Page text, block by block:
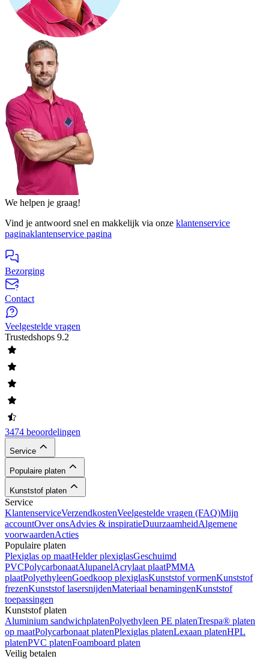
We helpen je graag!
Vind je antwoord snel en makkelijk via onze klantenservice
paginaklantenservice pagina
Bezorging
Contact
Veelgestelde vragen
Trustedshops 9.2
3474 beoordelingen
Service
Populaire platen
Kunststof platen
Service
KlantenserviceVerzendkostenVeelgestelde vragen (FAQ)Mijn
accountOver onsAdvies & inspiratieDuurzaamheidAlgemene
voorwaardenActies
Populaire platen
Plexiglas op maatHelder plexiglasGeschuimd
PVCPolycarbonaatAlupanelAcrylaat plaatPMMA
plaatPolyethyleenGoedkoop plexiglasKunststof vormenKunststof
frezenKunststof lasersnijdenMateriaal benamingenKunststof
toepassingen
Kunststof platen
Aluminium sandwichplatenPolyethyleen PE platenTrespa® platen
op maatPolycarbonaat platenPlexiglas platenLexaan platenHPL
platenPVC platenFoamboard platen
Veilig betalen